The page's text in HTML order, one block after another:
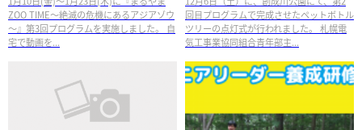
ZOO TIME～絶滅の危機にあるアジアゾウ
～』第3回プログラムを実施しました。 自
宅で動画を...
回目プログラムで完成させたペットボトル
ツリーの点灯式が行われました。 札幌電
気工事業協同組合青年部主...